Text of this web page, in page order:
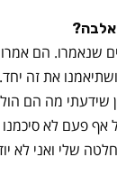
שנאמרו. הם
ושתיאמנו את זה
שידעתי מה הם
אף פעם לא
שלי ואני לא